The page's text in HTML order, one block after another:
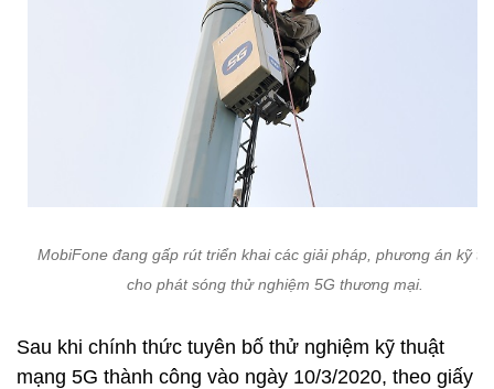
MobiFone đang gấp rút triển khai các giải pháp, phương án kỹ
cho phát sóng thử nghiệm 5G thương mại.
Sau khi chính thức tuyên bố thử nghiệm kỹ thuật
mạng 5G thành công vào ngày 10/3/2020, theo giấy